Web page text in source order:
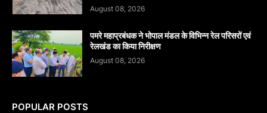
August 08, 2026
पमरे महाप्रबंधक ने भोपाल मंडल के विभिन्न रेल परिसरों एवं
रेलखंड का किया निरीक्षण
August 08, 2026
POPULAR POSTS